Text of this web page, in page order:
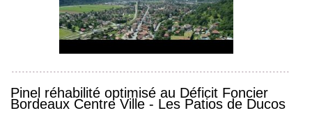
Pinel réhabilité optimisé au Déficit Foncier
Bordeaux Centre Ville - Les Patios de Ducos